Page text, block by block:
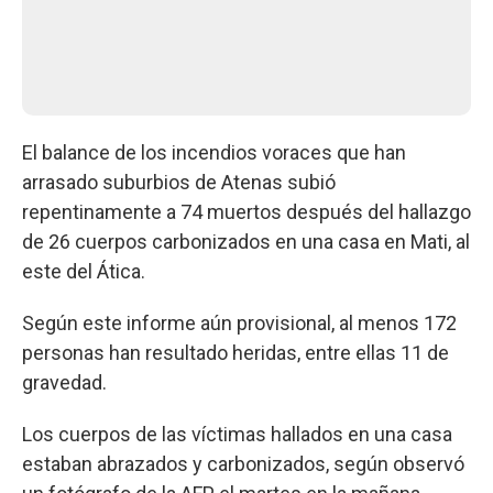
El balance de los incendios voraces que han
arrasado suburbios de Atenas subió
repentinamente a 74 muertos después del hallazgo
de 26 cuerpos carbonizados en una casa en Mati, al
este del Ática.
Según este informe aún provisional, al menos 172
personas han resultado heridas, entre ellas 11 de
gravedad.
Los cuerpos de las víctimas hallados en una casa
estaban abrazados y carbonizados, según observó